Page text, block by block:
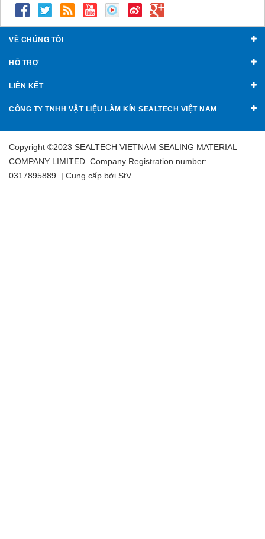
VỀ CHÚNG TÔI
HỖ TRỢ
LIÊN KẾT
CÔNG TY TNHH VẬT LIỆU LÀM KÍN SEALTECH VIỆT NAM
Copyright ©2023 SEALTECH VIETNAM SEALING MATERIAL
COMPANY LIMITED. Company Registration number:
0317895889. | Cung cấp bởi StV